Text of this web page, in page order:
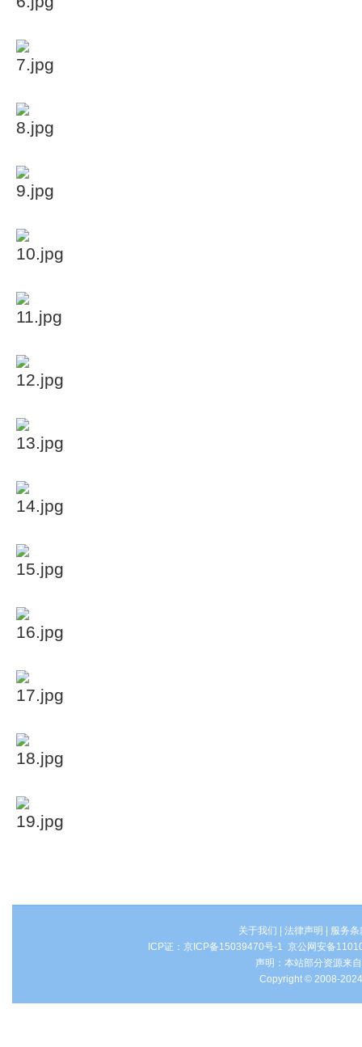
关于我们 法律声明
服务条
ICP证： 京ICP备15039470号-1 京公网安备
声明：本站部分资源来
Copyright © 2008-